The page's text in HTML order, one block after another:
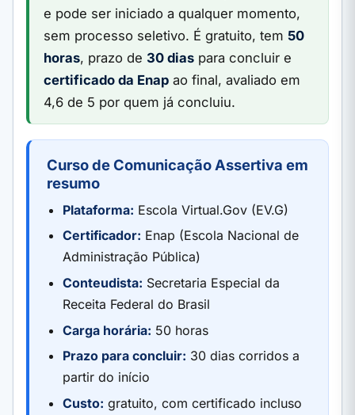
e pode ser iniciado a qualquer momento,
sem processo seletivo. É gratuito, tem 50
horas, prazo de 30 dias para concluir e
certificado da Enap ao final, avaliado em
4,6 de 5 por quem já concluiu.
Curso de Comunicação Assertiva em
resumo
Plataforma: Escola Virtual.Gov (EV.G)
Certificador: Enap (Escola Nacional de
Administração Pública)
Conteudista: Secretaria Especial da
Receita Federal do Brasil
Carga horária: 50 horas
Prazo para concluir: 30 dias corridos a
partir do início
Custo: gratuito, com certificado incluso